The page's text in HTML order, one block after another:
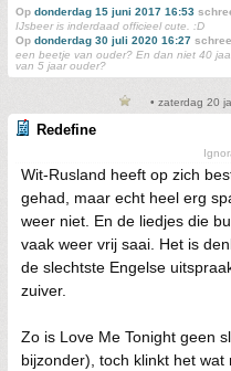
Op donderdag 15 juni 2017 16:53
IJsbeer is inderdaad officieel cute. :D
Op donderdag 30 juli 2020 16:27
een beetje van ouder? En dan niet 40
van 5 jaar ouder?
• zaterdag 20
Redefine
Wit-Rusland heeft op zich
gehad, maar echt heel erg
weer niet. En de liedjes die
vaak weer vrij saai. Het is
de slechtste Engelse
zuiver.
Zo is Love Me Tonight geen
bijzonder), toch klinkt het